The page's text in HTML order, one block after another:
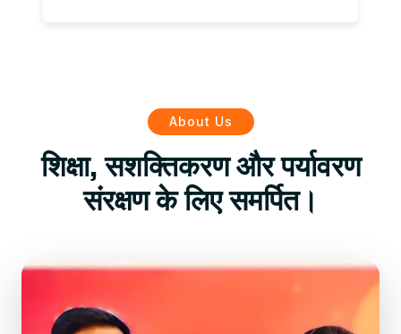
About Us
शिक्षा, सशक्तिकरण और पर्यावरण
संरक्षण के लिए समर्पित।